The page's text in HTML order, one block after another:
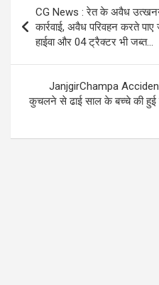
o
k
p
p
m
navigation
CG News : रेत के अवैध उत्खनन
कार्रवाई, अवैध परिवहन करते
हाईवा और 04 ट्रैक्टर भी जब्त…
JanjgirChampa
कुचलने से ढाई साल के बच्चे की हुई